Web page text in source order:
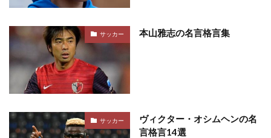
サッカー 本山雅志の名言格言集
サッカー
ヴィクター・オシムヘンの名
言格言14選